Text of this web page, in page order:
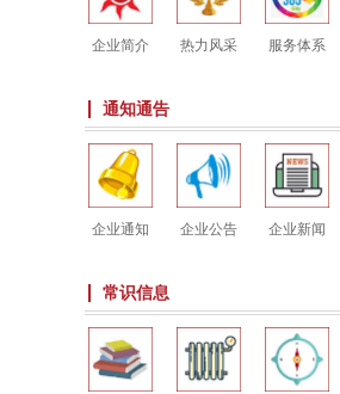
企业简介 热力风采 服务体系
通知通告
企业通知 企业公告 企业新闻
常识信息